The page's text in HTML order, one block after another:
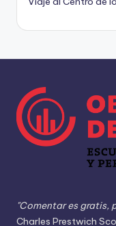
"Comentar es gratis,
Charles Prestwich